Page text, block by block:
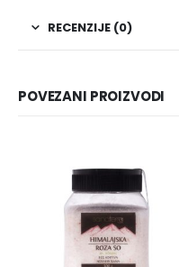
RECENZIJE (0)
POVEZANI PROIZVODI